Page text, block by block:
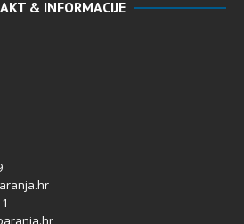
& INFORMACIJE